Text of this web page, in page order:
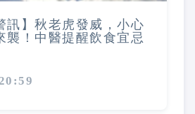
訊】秋老虎發威，小心
襲！中醫提醒飲食宜忌